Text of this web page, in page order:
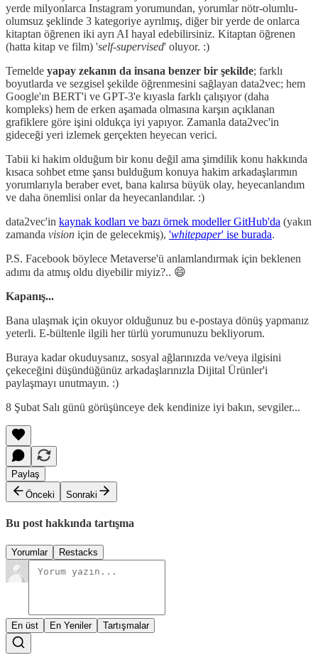
yerde milyonlarca Instagram yorumundan, yorumlar nötr-olumlu-
olumsuz şeklinde 3 kategoriye ayrılmış, diğer bir yerde de onlarca
kitaptan öğrenen iki ayrı AI hayal edebilirsiniz. Kitaptan öğrenen
(hatta kitap ve film) 'self-supervised' oluyor. :)
Temelde yapay zekanın da insana benzer bir şekilde; farklı
boyutlarda ve sezgisel şekilde öğrenmesini sağlayan data2vec; hem
Google'ın BERT'i ve GPT-3'e kıyasla farklı çalışıyor (daha
kompleks) hem de erken aşamada olmasına karşın açıklanan
grafiklere göre işini oldukça iyi yapıyor. Zamanla data2vec'in
gideceği yeri izlemek gerçekten heyecan verici.
Tabii ki hakim olduğum bir konu değil ama şimdilik konu hakkında
kısaca sohbet etme şansı bulduğum konuya hakim arkadaşlarımın
yorumlarıyla beraber evet, bana kalırsa büyük olay, heyecanlandım
ve daha önemlisi onlar da heyecanlandılar. :)
data2vec'in kaynak kodları ve bazı örnek modeller GitHub'da (yakın
zamanda vision için de gelecekmiş), 'whitepaper' ise burada.
P.S. Facebook böylece Metaverse'ü anlamlandırmak için beklenen
adımı da atmış oldu diyebilir miyiz?.. 😄
Kapanış...
Bana ulaşmak için okuyor olduğunuz bu e-postaya dönüş yapmanız
yeterli. E-bültenle ilgili her türlü yorumunuzu bekliyorum.
Buraya kadar okuduysanız, sosyal ağlarınızda ve/veya ilgisini
çekeceğini düşündüğünüz arkadaşlarınızla Dijital Ürünler'i
paylaşmayı unutmayın. :)
8 Şubat Salı günü görüşünceye dek kendinize iyi bakın, sevgiler...
Paylaş
Önceki
Sonraki
Bu post hakkında tartışma
Yorumlar Restacks
En üst En Yeniler Tartışmalar